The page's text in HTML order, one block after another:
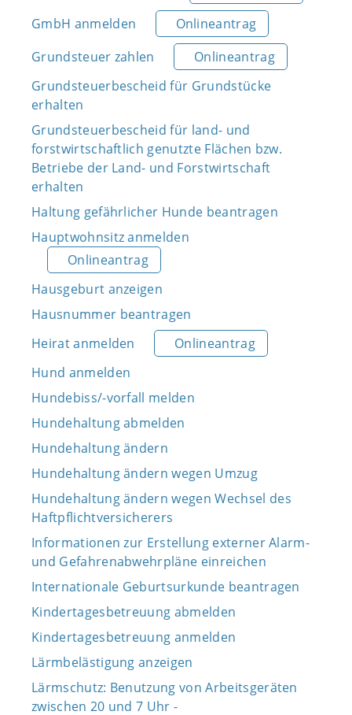
GmbH anmelden
Onlineantrag
Grundsteuer zahlen
Onlineantrag
Grundsteuerbescheid für Grundstücke
erhalten
Grundsteuerbescheid für land- und
forstwirtschaftlich genutzte Flächen bzw.
Betriebe der Land- und Forstwirtschaft
erhalten
Haltung gefährlicher Hunde beantragen
Hauptwohnsitz anmelden
Onlineantrag
Hausgeburt anzeigen
Hausnummer beantragen
Heirat anmelden
Onlineantrag
Hund anmelden
Hundebiss/-vorfall melden
Hundehaltung abmelden
Hundehaltung ändern
Hundehaltung ändern wegen Umzug
Hundehaltung ändern wegen Wechsel des
Haftpflichtversicherers
Informationen zur Erstellung externer Alarm-
und Gefahrenabwehrpläne einreichen
Internationale Geburtsurkunde beantragen
Kindertagesbetreuung abmelden
Kindertagesbetreuung anmelden
Lärmbelästigung anzeigen
Lärmschutz: Benutzung von Arbeitsgeräten
zwischen 20 und 7 Uhr -